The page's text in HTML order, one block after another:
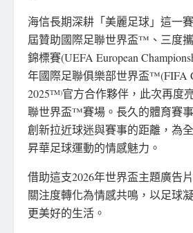
海信長期深耕「美麗足球」這一
屆贊助國際足聯世界盃™、三度
錦標賽(UEFA European
年國際足聯俱樂部世界盃™(FIFA
2025TM)官方合作夥伴，此次再度
聯世界盃™賽場。長久的體育賽
創新拉近球迷與賽事的距離，為
昇華足球運動的情感魅力。
借助這支2026年世界盃主題廣告
關注度轉化為情感共鳴，以足球
更美好的生活。